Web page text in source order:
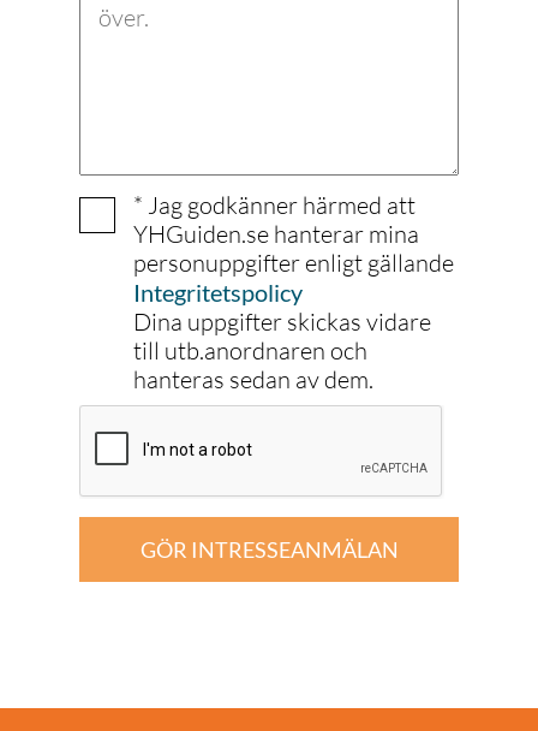
* Jag godkänner härmed att
YHGuiden.se hanterar mina
personuppgifter enligt gällande
Integritetspolicy
Dina uppgifter skickas vidare
till utb.anordnaren och
hanteras sedan av dem.
GÖR INTRESSEANMÄLAN